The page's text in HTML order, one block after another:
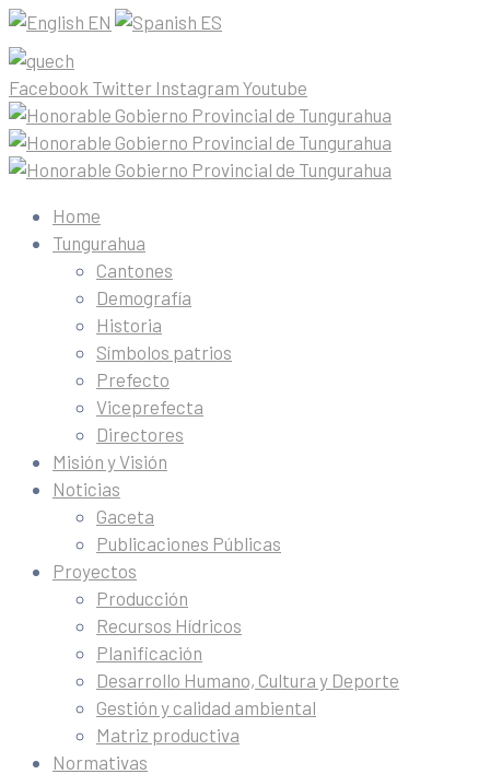
EN ES
Facebook Twitter Instagram Youtube
Home
Tungurahua
Cantones
Demografía
Historia
Símbolos patrios
Prefecto
Viceprefecta
Directores
Misión y Visión
Noticias
Gaceta
Publicaciones Públicas
Proyectos
Producción
Recursos Hídricos
Planificación
Desarrollo Humano, Cultura y Deporte
Gestión y calidad ambiental
Matriz productiva
Normativas